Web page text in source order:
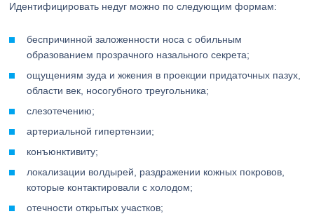
Идентифицировать недуг можно по следующим формам:
беспричинной заложенности носа с обильным
образованием прозрачного назального секрета;
ощущениям зуда и жжения в проекции придаточных пазух,
области век, носогубного треугольника;
слезотечению;
артериальной гипертензии;
конъюнктивиту;
локализации волдырей, раздражении кожных покровов,
которые контактировали с холодом;
отечности открытых участков;